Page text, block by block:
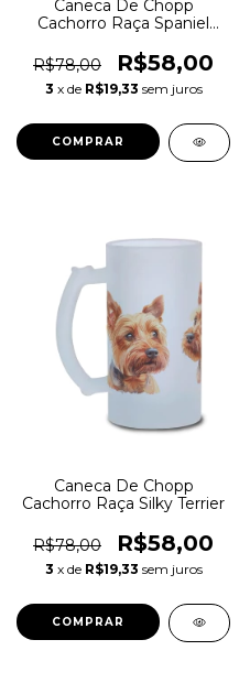
Caneca De Chopp
Cachorro Raça Spaniel
R$78,00
R$58,00
3 x de R$19,33 sem juros
Caneca De Chopp
Cachorro Raça Silky Terrier
R$78,00 R$58,00
3 x de R$19,33 sem juros